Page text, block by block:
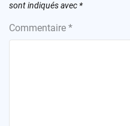
sont indiqués avec *
Commentaire *